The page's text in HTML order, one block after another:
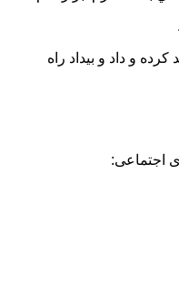
و داد و بيداد راه
اجتماعی: